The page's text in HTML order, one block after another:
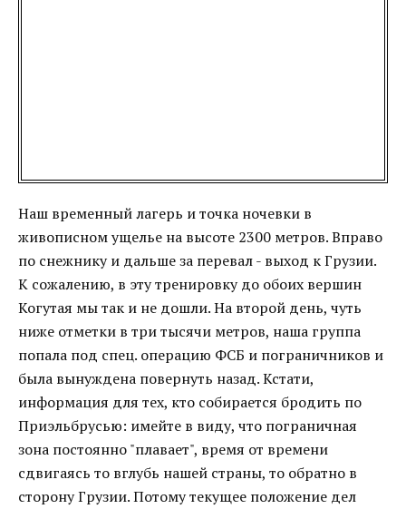
Наш временный лагерь и точка ночевки в
живописном ущелье на высоте 2300 метров. Вправо
по снежнику и дальше за перевал - выход к Грузии.
К сожалению, в эту тренировку до обоих вершин
Когутая мы так и не дошли. На второй день, чуть
ниже отметки в три тысячи метров, наша группа
попала под спец. операцию ФСБ и пограничников и
была вынуждена повернуть назад. Кстати,
информация для тех, кто собирается бродить по
Приэльбрусью: имейте в виду, что пограничная
зона постоянно "плавает", время от времени
сдвигаясь то вглубь нашей страны, то обратно в
сторону Грузии. Потому текущее положение дел